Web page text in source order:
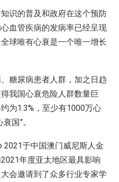
识的普及和政府在这个预防
血管疾病的发病率已经呈现
球唯有心衰是一个唯一增长
糖尿病患者人群，加之日趋
我国心衰危险人群数量巨
为1.3%，至少有1000万心
国”。
2021于中国澳门威尼斯人金
年度亚太地区最具影响
会邀请到了众多行业专家学